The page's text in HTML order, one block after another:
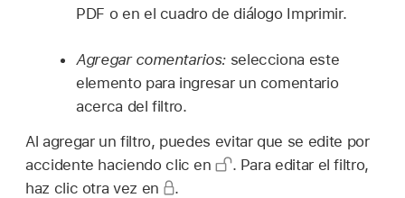
PDF o en el cuadro de diálogo Imprimir.
Agregar comentarios:selecciona este
elemento para ingresar un comentario
acerca del filtro.
Al agregar un filtro, puedes evitar que se edite por
accidente haciendo clic en
. Para editar el filtro,
haz clic otra vez en
.